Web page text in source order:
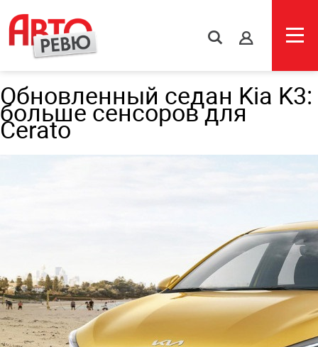
s
Обновленный седан Kia K3:
больше сенсоров для
Cerato